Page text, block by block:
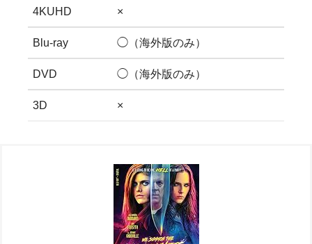
4KUHD ×
Blu-ray ◯（海外版のみ）
DVD ◯（海外版のみ）
3D ×